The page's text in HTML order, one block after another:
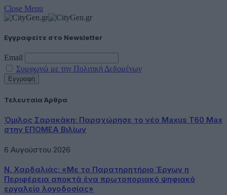
Close Menu
Εγγραφείτε στο Newsletter
Email
Συμφωνώ με την Πολιτική Δεδομένων
Τελευταία Άρθρα
Όμιλος Σαρακάκη: Παραχώρησε το νέο Maxus T60 Max
στην ΕΠΟΜΕΑ Βιλίων
6 Αυγούστου 2026
Ν. Χαρδαλιάς: «Με το Παρατηρητήριο Έργων η
Περιφέρεια αποκτά ένα πρωτοποριακό ψηφιακό
εργαλείο λογοδοσίας»